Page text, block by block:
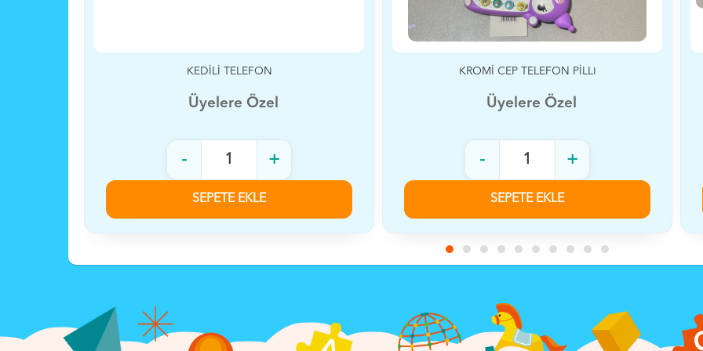
KROMİ CEP TELEFON PİLLİ
Üyelere Özel
- +
SEPETE EKLE
STİCK CEP TELEFONU PİLLİ
Üyelere Özel
- +
SEPETE EKLE